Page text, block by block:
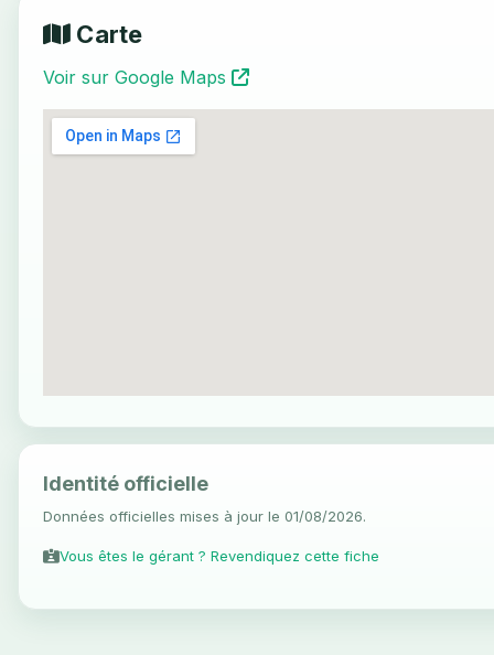
Carte
Voir sur Google Maps
Identité officielle
Données officielles mises à jour le 01/08/2026.
Vous êtes le gérant ? Revendiquez cette fiche